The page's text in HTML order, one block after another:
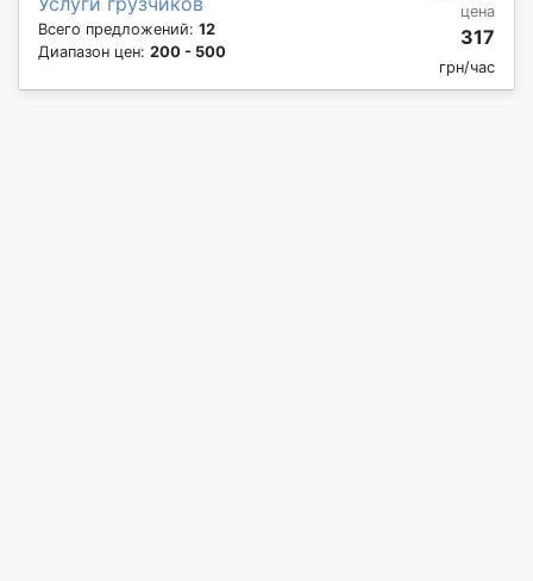
Всего предложений: 12
Диапазон цен: 200 - 500
цена
317
грн/час